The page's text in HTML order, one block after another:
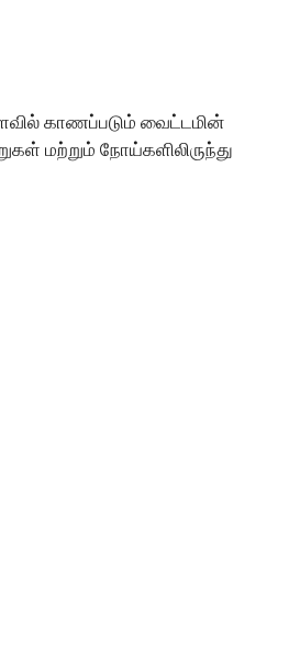
காணப்படும் வைட்டமின்
மற்றும் நோய்களிலிருந்து